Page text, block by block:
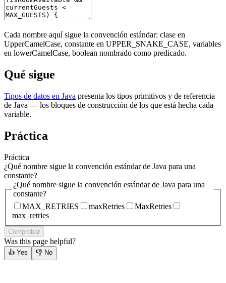
Cada nombre aquí sigue la convención estándar: clase en
UpperCamelCase, constante en UPPER_SNAKE_CASE, variables
en lowerCamelCase, boolean nombrado como predicado.
Qué sigue
Tipos de datos en Java presenta los tipos primitivos y de referencia
de Java — los bloques de construcción de los que está hecha cada
variable.
Práctica
Práctica
¿Qué nombre sigue la convención estándar de Java para una
constante?
¿Qué nombre sigue la convención estándar de Java para una
constante?
MAX_RETRIES
maxRetries
MaxRetries
max_retries
Comprobar
Was this page helpful?
👍 Yes 👎 No